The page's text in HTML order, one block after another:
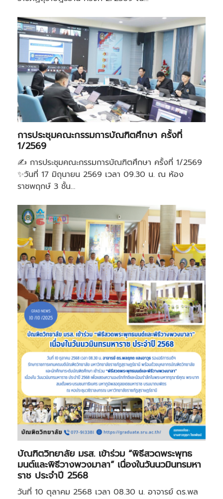
การประชุมคณะกรรมการบัณฑิตศึกษา ครั้งที่
1/2569
✍️ การประชุมคณะกรรมการบัณฑิตศึกษา ครั้งที่ 1/2569
✨วันที่ 17 มิถุนายน 2569 เวลา 09.30 น. ณ ห้อง
ราชพฤกษ์ 3 ชั้น…
บัณฑิตวิทยาลัย มรส. เข้าร่วม “พิธีสวดพระพุทธ
มนต์และพิธีวางพวงมาลา” เนื่องในวันนวมินทรมหา
ราช ประจำปี 2568
วันที่ 10 ตุลาคม 2568 เวลา 08.30 น. อาจารย์ ดร.พล